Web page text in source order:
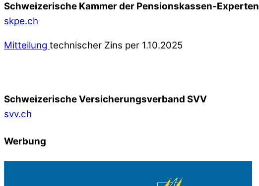
Schweizerische Kammer der Pensionskassen-Experten
skpe.ch
Mitteilung technischer Zins per 1.10.2025
Schweizerische Versicherungsverband SVV
svv.ch
Werbung